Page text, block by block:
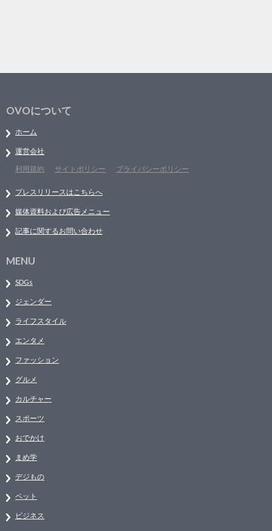
OVOについて
ホーム
運営会社
利用規約
サイトポリシー プライバシーポリシー
プレスリリースはこちらへ
媒体資料および広告メニュー
記事に関するお問い合わせ
MENU
SDGs
ジェンダー
ライフスタイル
エンタメ
ファッション
グルメ
カルチャー
スポーツ
おでかけ
まめ学
デジもの
ペット
ビジネス